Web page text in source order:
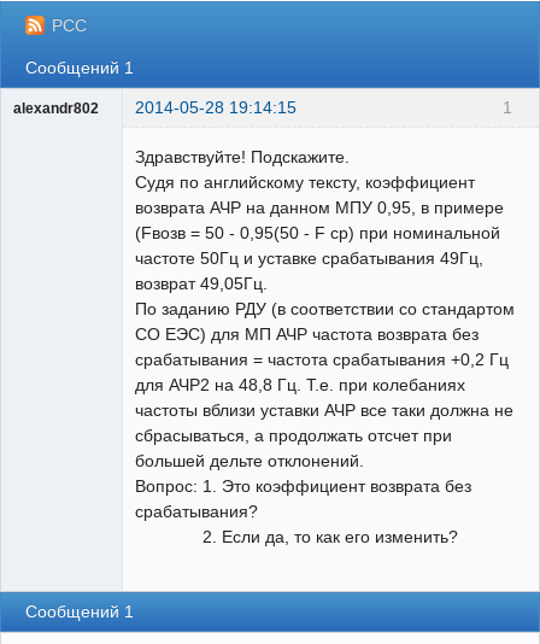
РСС
Сообщений 1
1
alexandr802 2014-05-28 19:14:15
Здравствуйте! Подскажите.
Судя по английскому тексту, коэффициент
возврата АЧР на данном МПУ 0,95, в примере
(Fвозв = 50 - 0,95(50 - F ср) при номинальной
частоте 50Гц и уставке срабатывания 49Гц,
возврат 49,05Гц.
По заданию РДУ (в соответствии со стандартом
СО ЕЭС) для МП АЧР частота возврата без
срабатывания = частота срабатывания +0,2 Гц
для АЧР2 на 48,8 Гц. Т.е. при колебаниях
частоты вблизи уставки АЧР все таки должна не
сбрасываться, а продолжать отсчет при
большей дельте отклонений.
Вопрос: 1. Это коэффициент возврата без
срабатывания?
2. Если да, то как его изменить?
Сообщений 1